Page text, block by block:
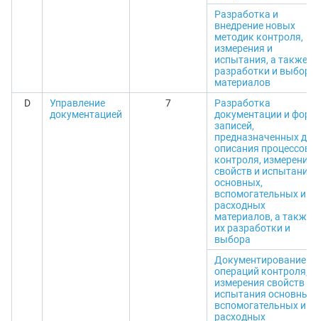
Разработка и
внедрение новых
методик контроля,
измерения и
испытания, а также
разработки и выбора
материалов
D
Управление
документацией
7
Разработка
документации и форм
записей,
предназначенных для
описания процессов
контроля, измерения
свойств и испытания
основных,
вспомогательных и
расходных
материалов, а также
их разработки и
выбора
Документирование
операций контроля,
измерения свойств и
испытания основных,
вспомогательных и
расходных